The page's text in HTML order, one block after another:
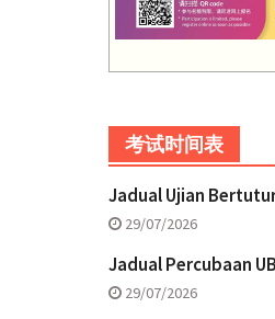
考试时间表
Jadual Ujian Bertutur
29/07/2026
Jadual Percubaan
29/07/2026